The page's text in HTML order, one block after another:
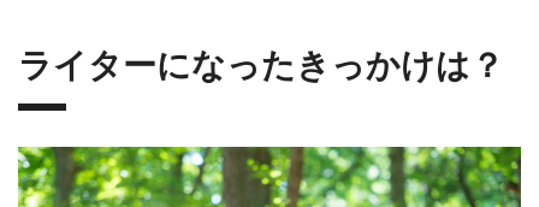
ライターになったきっかけは？